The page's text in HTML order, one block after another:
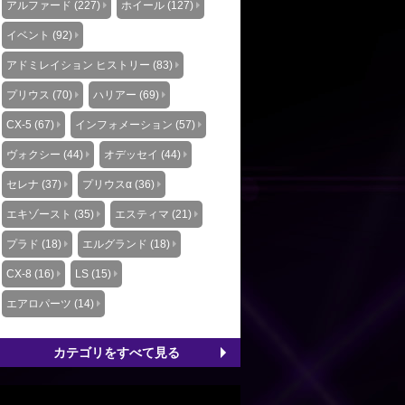
アルファード (227) ホイール (127)
イベント (92)
アドミレイション ヒストリー (83)
プリウス (70) ハリアー (69)
CX-5 (67) インフォメーション (57)
ヴォクシー (44) オデッセイ (44)
セレナ (37) プリウスα (36)
エキゾースト (35) エスティマ (21)
プラド (18) エルグランド (18)
CX-8 (16) LS (15)
エアロパーツ (14)
カテゴリをすべて見る